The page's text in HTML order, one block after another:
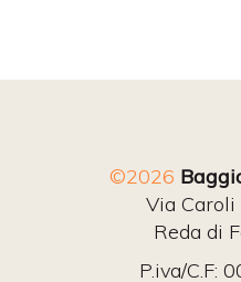
©2026
Via Caroli
Reda di
P.iva/C.F: